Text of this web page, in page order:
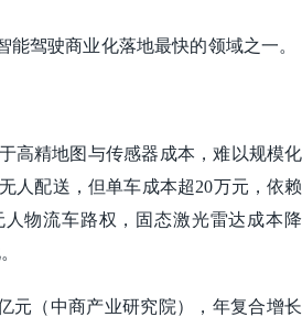
驾驶商业化落地最快的领域之一。
高精地图与传感器成本，难以规模化
人配送，但单车成本超20万元，依
物流车路权，固态激光雷达成本
元（中商产业研究院），年复合增